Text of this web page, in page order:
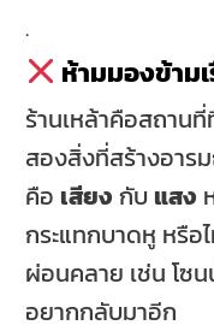
.
ห้ามมองข้าม
ร้านเหล้าคือสถาน
สองสิ่งที่สร้างอา
คือ เสียง กับ แสง
กระแทกบาดหู หรือ
ผ่อนคลาย เช่น โซ
อยากกลับมาอีก